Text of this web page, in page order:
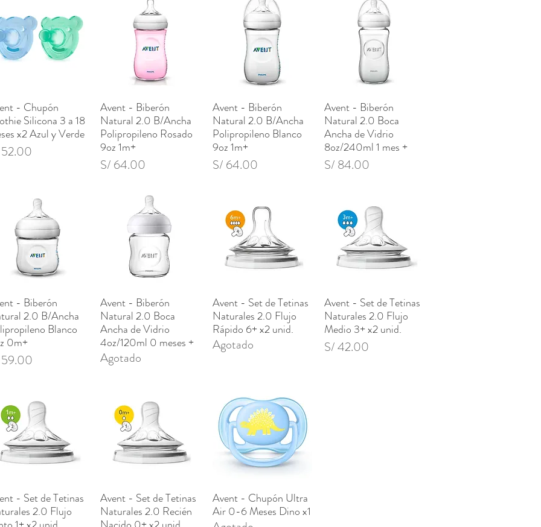
Vista rápida
- Chupón
Silicona 3 a 18
x2 Azul y Verde
Vista rápida
Avent - Biberón
Natural 2.0 B/Ancha
Polipropileno Rosado
9oz 1m+
Precio
S/ 64.00
Vista rápida
Avent - Biberón
Natural 2.0 B/Ancha
Polipropileno Blanco
9oz 1m+
Precio
S/ 64.00
Vista rápida
Avent - Biberón
Natural 2.0 Boca
Ancha de Vidrio
8oz/240ml 1 mes +
Precio
S/ 84.00
Vista rápida
- Biberón
2.0 B/Ancha
Blanco
0m+
Vista rápida
Avent - Biberón
Natural 2.0 Boca
Ancha de Vidrio
4oz/120ml 0 meses +
Agotado
Vista rápida
Avent - Set de Tetinas
Naturales 2.0 Flujo
Rápido 6+ x2 unid.
Agotado
Vista rápida
Avent - Set de Tetinas
Naturales 2.0 Flujo
Medio 3+ x2 unid.
Precio
S/ 42.00
Vista rápida
- Set de Tetinas
2.0 Flujo
Vista rápida
Avent - Set de Tetinas
Naturales 2.0 Recién
Vista rápida
Avent - Chupón Ultra
Air 0-6 Meses Dino x1